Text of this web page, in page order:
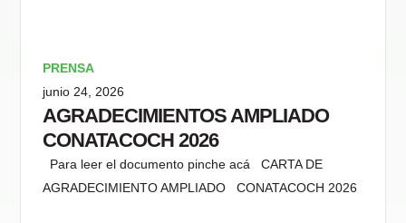
PRENSA
junio 24, 2026
AGRADECIMIENTOS AMPLIADO
CONATACOCH 2026
Para leer el documento pinche acá CARTA DE
AGRADECIMIENTO AMPLIADO CONATACOCH 2026